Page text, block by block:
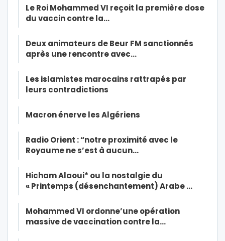
Le Roi Mohammed VI reçoit la première dose
du vaccin contre la…
Deux animateurs de Beur FM sanctionnés
après une rencontre avec…
Les islamistes marocains rattrapés par
leurs contradictions
Macron énerve les Algériens
Radio Orient : “notre proximité avec le
Royaume ne s’est à aucun…
Hicham Alaoui* ou la nostalgie du
« Printemps (désenchantement) Arabe …
Mohammed VI ordonne’une opération
massive de vaccination contre la…